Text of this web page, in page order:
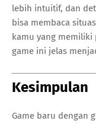
lebih intuitif, dan
bisa membaca
kamu yang memiliki
game ini jelas
Kesimpulan
Game baru dengan